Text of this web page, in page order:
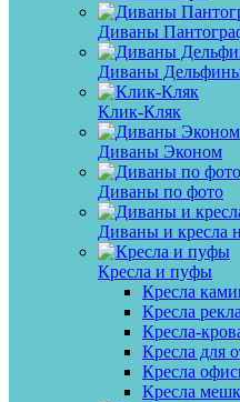
Диваны
Диваны
Клик-Кляк
Диваны Эконом
Диваны по фото
Диваны и кресла
Кресла и пуфы
Кресла
Кресла
Кресла-
Кресла для
Кресла
Кресла